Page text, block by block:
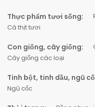
Thực phẩm tươi sống:
Cá thịt tươi
Con giống, cây giống:
Cây giống các loại
Tinh bột, tinh dầu, ngũ
Ngũ cốc